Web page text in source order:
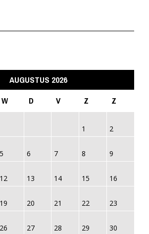
AUGUSTUS 2026
W D V Z Z
1 2
5 6 7 8 9
12 13 14 15 16
19 20 21 22 23
26 27 28 29 30